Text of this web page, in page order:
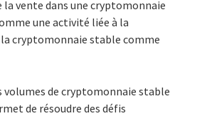
vente dans une cryptomonnaie
une activité liée à la
cryptomonnaie stable comme
volumes de cryptomonnaie stable
de résoudre des défis